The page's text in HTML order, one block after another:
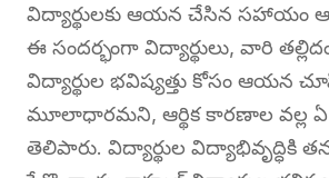
విద్యార్థులకు ఆయన చేసిన సహాయం
ఈ సందర్భంగా విద్యార్థులు, వారి
విద్యార్థుల భవిష్యత్తు కోసం ఆయన
మూలాధారమని, ఆర్థిక కారణాల వల్ల ఏ
తెలిపారు. విద్యార్థుల విద్యాభివృద్ధికి